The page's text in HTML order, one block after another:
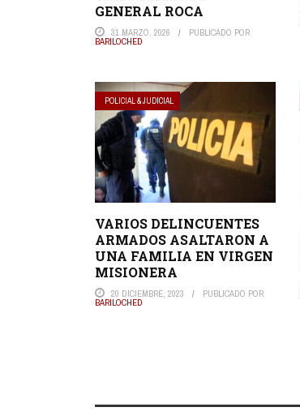
GENERAL ROCA
31 MARZO, 2026 PUBLICADO POR
BARILOCHED
POLICIAL & JUDICIAL
VARIOS DELINCUENTES
ARMADOS ASALTARON A
UNA FAMILIA EN VIRGEN
MISIONERA
20 DICIEMBRE, 2023 PUBLICADO POR
BARILOCHED